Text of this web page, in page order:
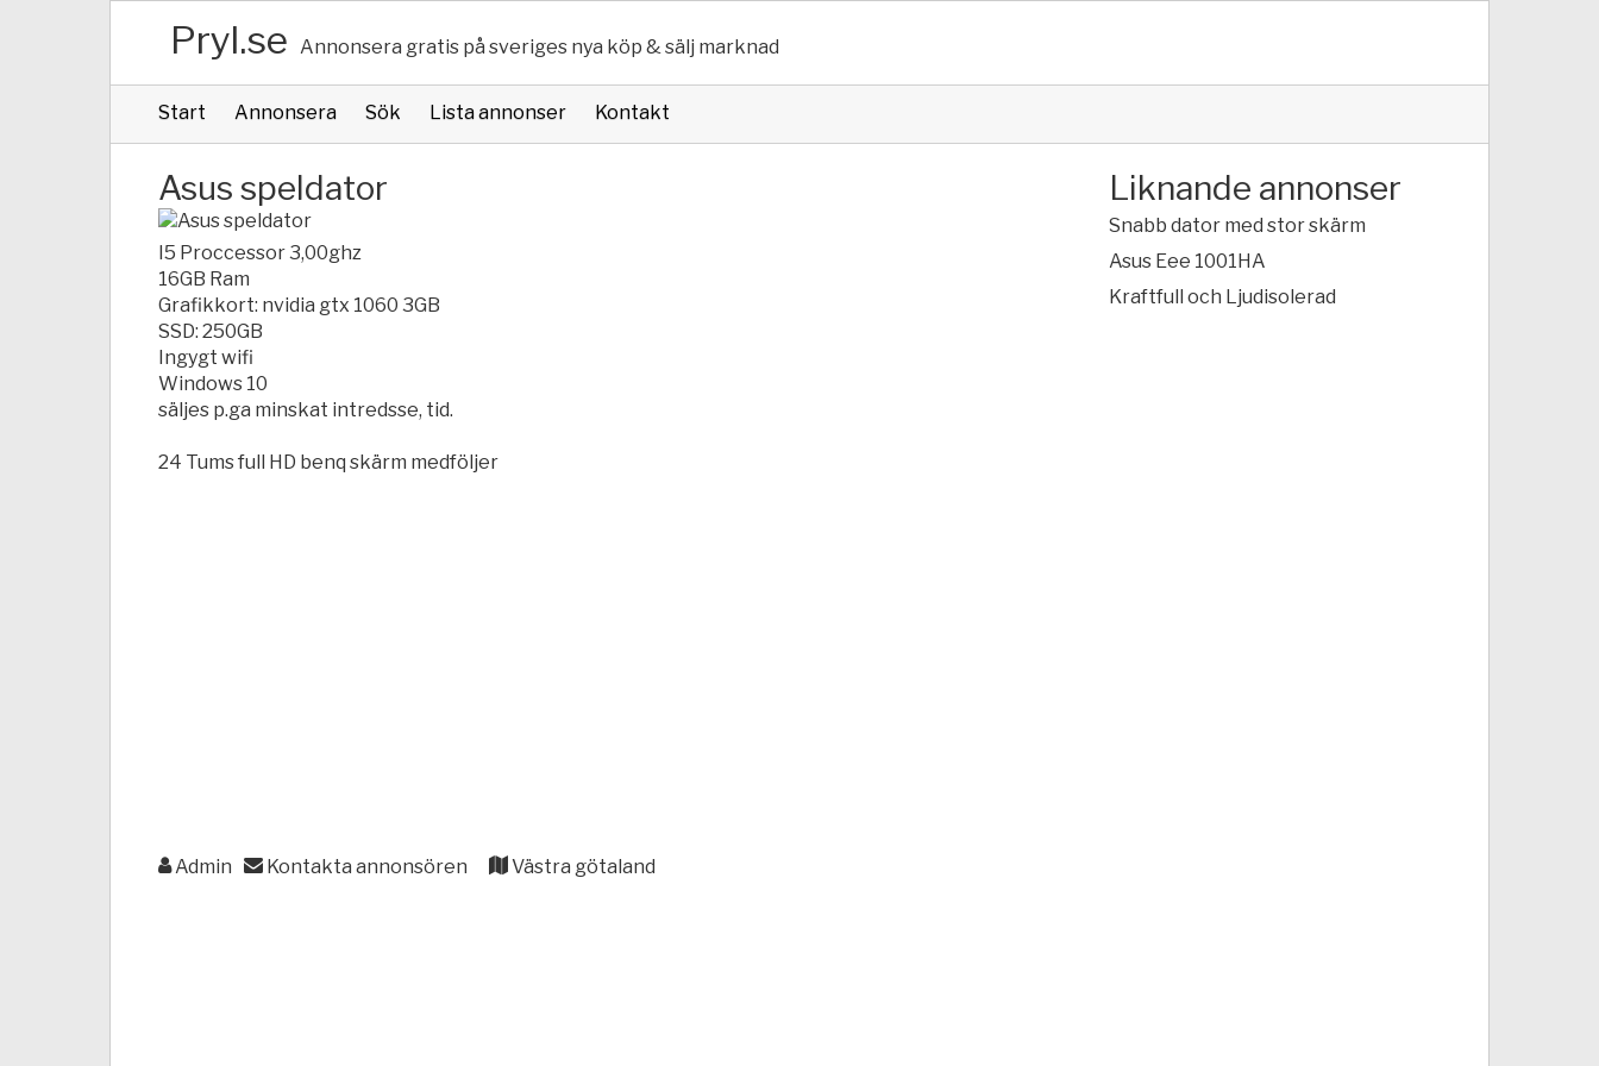
Pryl.se Annonsera gratis på sveriges nya köp & sälj marknad
Start Annonsera Sök Lista annonser Kontakt
Asus speldator
I5 Proccessor 3,00ghz
16GB Ram
Grafikkort: nvidia gtx 1060 3GB
SSD: 250GB
Ingygt wifi
Windows 10
säljes p.ga minskat intredsse, tid.
24 Tums full HD benq skärm medföljer
Admin Kontakta annonsören Västra götaland
Liknande annonser
Snabb dator med stor skärm
Asus Eee 1001HA
Kraftfull och Ljudisolerad